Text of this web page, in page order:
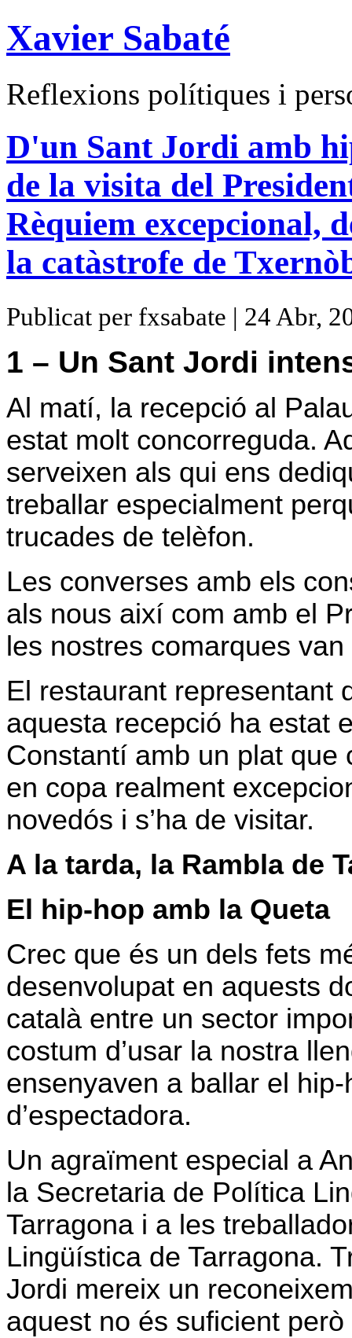
Xavier Sabaté
Reflexions polítiques i
D'un Sant Jordi amb
de la visita del
Rèquiem excepcional,
la catàstrofe de
Publicat per fxsabate | 24 Abr,
1 – Un Sant Jordi
Al matí, la recepció al
estat molt concorreguda.
serveixen als qui ens
treballar especialment
trucades de telèfon.
Les converses amb els
als nous així com amb el
les nostres comarques
El restaurant representant
aquesta recepció ha estat
Constantí amb un plat que
en copa realment
novedós i s’ha de visitar.
A la tarda, la Rambla de
El hip-hop amb la Queta
Crec que és un dels fets
desenvolupat en aquests
català entre un sector
costum d’usar la nostra
ensenyaven a ballar el
d’espectadora.
Un agraïment especial a
la Secretaria de Política
Tarragona i a les
Lingüística de Tarragona.
Jordi mereix un
aquest no és suficient